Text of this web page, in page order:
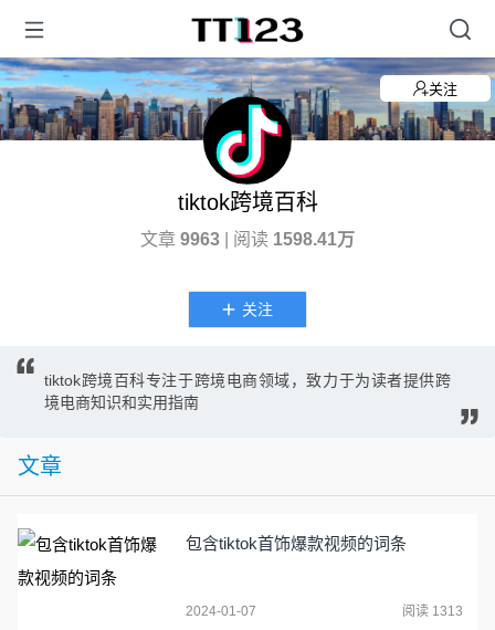
关注
tiktok跨境百科
文章 9963 | 阅读 1598.41万
关注
tiktok跨境百科专注于跨境电商领域，致力于为读者提供跨
境电商知识和实用指南
文章
包含tiktok首饰爆款视频的词条
2024-01-07 阅读 1313